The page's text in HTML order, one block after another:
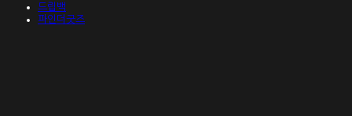
드립백
파인더굿즈